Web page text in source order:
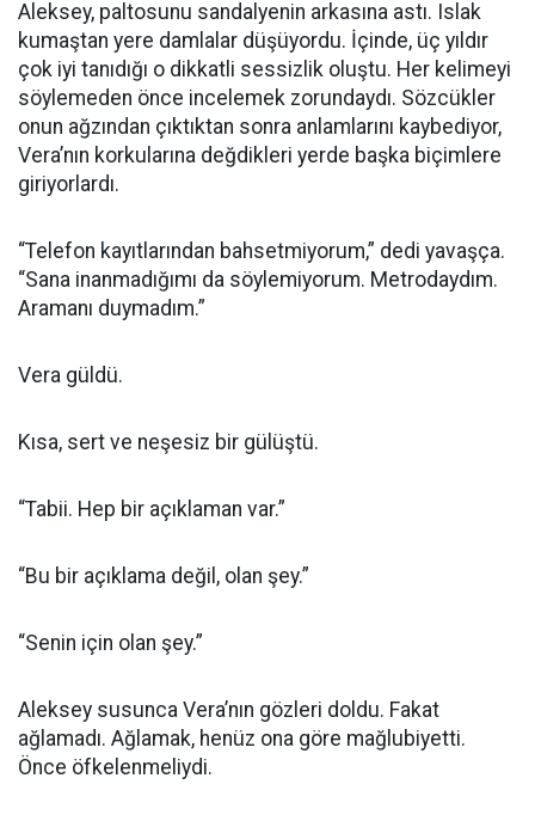
Aleksey, paltosunu sandalyenin arkasına astı. Islak
kumaştan yere damlalar düşüyordu. İçinde, üç yıldır
çok iyi tanıdığı o dikkatli sessizlik oluştu. Her kelimeyi
söylemeden önce incelemek zorundaydı. Sözcükler
onun ağzından çıktıktan sonra anlamlarını kaybediyor,
Vera’nın korkularına değdikleri yerde başka biçimlere
giriyorlardı.
“Telefon kayıtlarından bahsetmiyorum,” dedi yavaşça.
“Sana inanmadığımı da söylemiyorum. Metrodaydım.
Aramanı duymadım.”
Vera güldü.
Kısa, sert ve neşesiz bir gülüştü.
“Tabii. Hep bir açıklaman var.”
“Bu bir açıklama değil, olan şey.”
“Senin için olan şey.”
Aleksey susunca Vera’nın gözleri doldu. Fakat
ağlamadı. Ağlamak, henüz ona göre mağlubiyetti.
Önce öfkelenmeliydi.